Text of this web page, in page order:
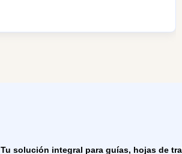
Tu solución integral para guías, hojas de